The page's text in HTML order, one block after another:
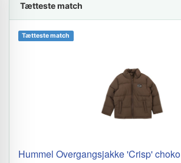
Tætteste match
Tætteste match
Hummel Overgangsjakke 'Crisp' choko